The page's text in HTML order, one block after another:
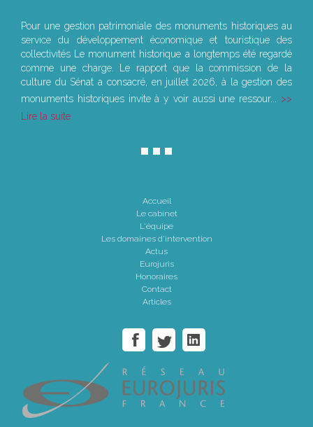
Pour une gestion patrimoniale des monuments historiques au
service du développement économique et touristique des
collectivités Le monument historique a longtemps été regardé
comme une charge. Le rapport que la commission de la
culture du Sénat a consacré, en juillet 2026, à la gestion des
monuments historiques invite à y voir aussi une ressour...
Lire la suite
Accueil
Le cabinet
L'équipe
Les domaines d'intervention
Actus
Eurojuris
Honoraires
Contact
Articles